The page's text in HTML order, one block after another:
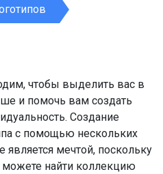
чтобы выделить вас в
и помочь вам создать
Создание
с помощью нескольких
является мечтой, поскольку
найти коллекцию